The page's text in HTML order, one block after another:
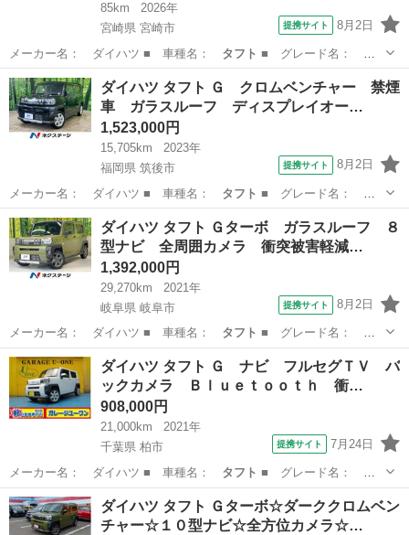
85km
2026年
宮崎県 宮崎市
提携サイト 8月2日
メーカー名： ダイハツ ■ 車種名： タフト ■ グレード名：
Ｇ ガラスルーフ …
宮崎 宮崎市 ダイハツ
ダイハツ タフト Ｇ クロムベンチャー 禁煙
車 ガラスルーフ ディスプレイオー…
1,523,000円
15,705km
2023年
福岡県 筑後市
提携サイト 8月2日
メーカー名： ダイハツ ■ 車種名： タフト ■ グレード名：
Ｇ クロムベンチャ…
福岡 筑後市 ダイハツ
ダイハツ タフト Ｇターボ ガラスルーフ ８
型ナビ 全周囲カメラ 衝突被害軽減…
1,392,000円
29,270km
2021年
岐阜県 岐阜市
提携サイト 8月2日
メーカー名： ダイハツ ■ 車種名： タフト ■ グレード名： Ｇ
ターボ ガラスル…
岐阜 岐阜市 ダイハツ
ダイハツ タフト Ｇ ナビ フルセグＴＶ バ
ックカメラ Ｂｌｕｅｔｏｏｔｈ 衝…
908,000円
21,000km
2021年
千葉県 柏市
提携サイト 7月24日
メーカー名： ダイハツ ■ 車種名： タフト ■ グレード名：
Ｇ ナビ フルセグ…
千葉 柏市 ダイハツ
ダイハツ タフト Ｇターボ☆ダーククロムベン
チャー☆１０型ナビ☆全方位カメラ☆…